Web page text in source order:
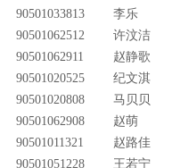
90501033813
李乐
90501062512
许汶洁
90501062911
赵静歌
90501020525
纪文淇
90501020808
马贝贝
90501062908
赵萌
90501011321
赵路佳
90501051228
王若宁